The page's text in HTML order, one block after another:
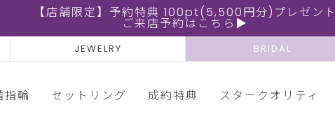
【店舗限定】予約特典 100pt(5,500円分)プレゼント
ご来店予約はこちら▶
JEWELRY BRIDAL
指輪 セットリング 成約特典 スタークオリティ